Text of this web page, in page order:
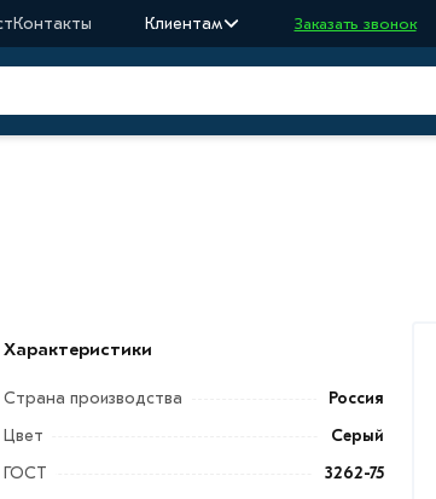
Контакты Клиентам Заказать звонок
Характеристики
Страна производства
Россия
Цвет
Серый
ГОСТ
3262-75